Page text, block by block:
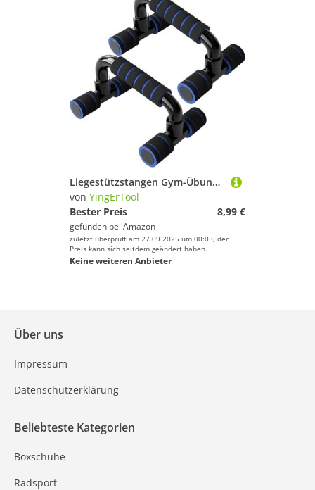
Liegestützstangen Gym-Übungsgeräte Fitness 1 Paar Liegestützgriffe mit gepolstertem Schaumstoffgriff und rutschfester, stabiler Struktur Liegestützstangen für Männer und Frauen (Blau)
von YingErTool
Bester Preis
8,99 €
gefunden bei Amazon
zuletzt überprüft am 27.09.2025 um 00:03; der
Preis kann sich seitdem geändert haben.
Keine weiteren Anbieter
Über uns
Impressum
Datenschutzerklärung
Beliebteste Kategorien
Boxschuhe
Radsport